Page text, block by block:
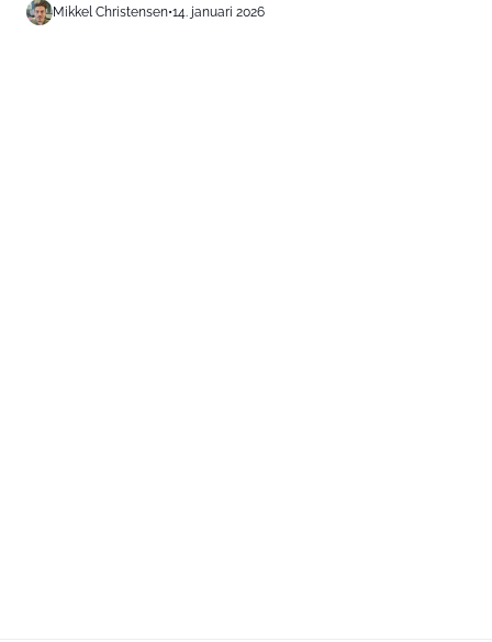
Mikkel Christensen•14. januari 2026